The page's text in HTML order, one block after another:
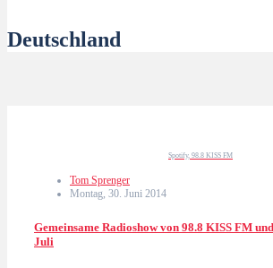
Deutschland
Spotify, 98.8 KISS FM
Tom Sprenger
Montag, 30. Juni 2014
Gemeinsame Radioshow von 98.8 KISS FM
Juli